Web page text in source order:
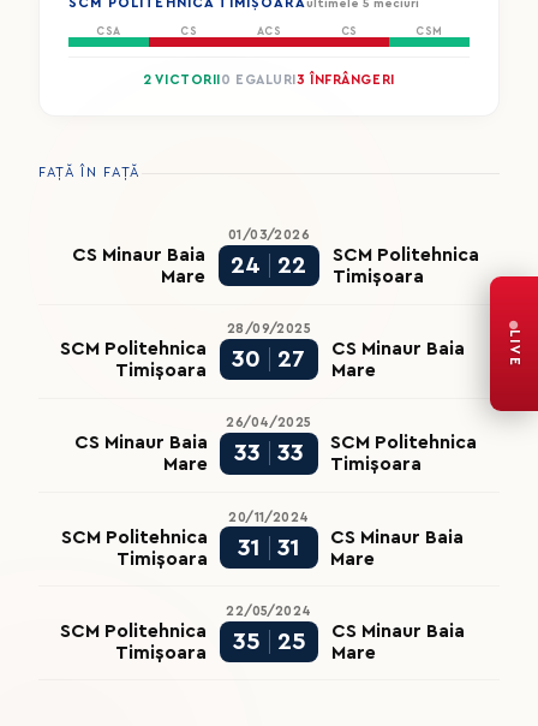
SCM POLITEHNICA TIMIȘOARA ultimele 5 meciuri
CSA CS ACS CS CSM
2 VICTORII 0 EGALURI 3 ÎNFRÂNGERI
FAȚĂ ÎN FAȚĂ
01/03/2026
CS Minaur Baia
Mare
24 22
SCM Politehnica
Timișoara
28/09/2025
SCM Politehnica
Timișoara
30 27
CS Minaur Baia
Mare
26/04/2025
CS Minaur Baia
Mare
33 33
SCM Politehnica
Timișoara
20/11/2024
SCM Politehnica
Timișoara
31 31
CS Minaur Baia
Mare
22/05/2024
SCM Politehnica
Timișoara
35 25
CS Minaur Baia
Mare
LIVE